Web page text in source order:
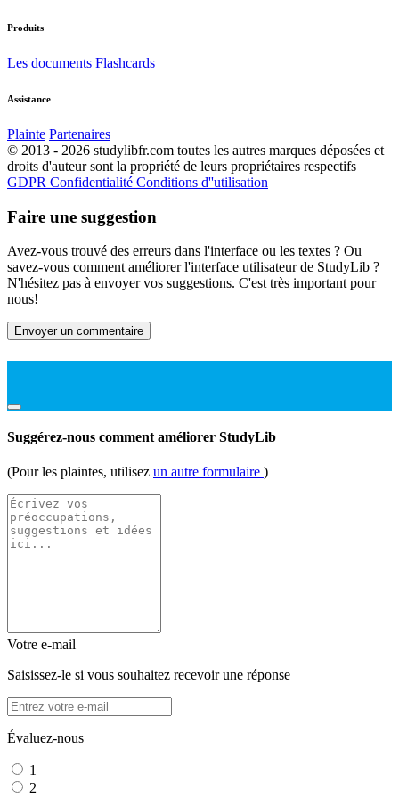
Produits
Les documents Flashcards
Assistance
Plainte Partenaires
© 2013 - 2026 studylibfr.com toutes les autres marques déposées et
droits d'auteur sont la propriété de leurs propriétaires respectifs
GDPR Confidentialité Conditions d''utilisation
Faire une suggestion
Avez-vous trouvé des erreurs dans l'interface ou les textes ? Ou
savez-vous comment améliorer l'interface utilisateur de StudyLib ?
N'hésitez pas à envoyer vos suggestions. C'est très important pour
nous!
Envoyer un commentaire
Suggérez-nous comment améliorer StudyLib
(Pour les plaintes, utilisez un autre formulaire )
Votre e-mail
Saisissez-le si vous souhaitez recevoir une réponse
Évaluez-nous
1
2